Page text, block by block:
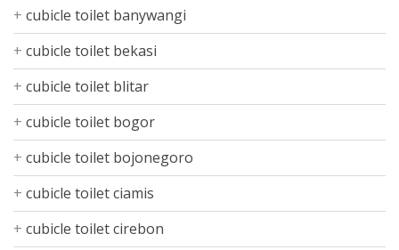
cubicle toilet banywangi
cubicle toilet bekasi
cubicle toilet blitar
cubicle toilet bogor
cubicle toilet bojonegoro
cubicle toilet ciamis
cubicle toilet cirebon